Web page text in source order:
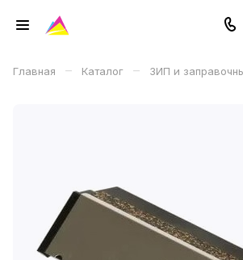
Главная – Каталог – ЗИП и